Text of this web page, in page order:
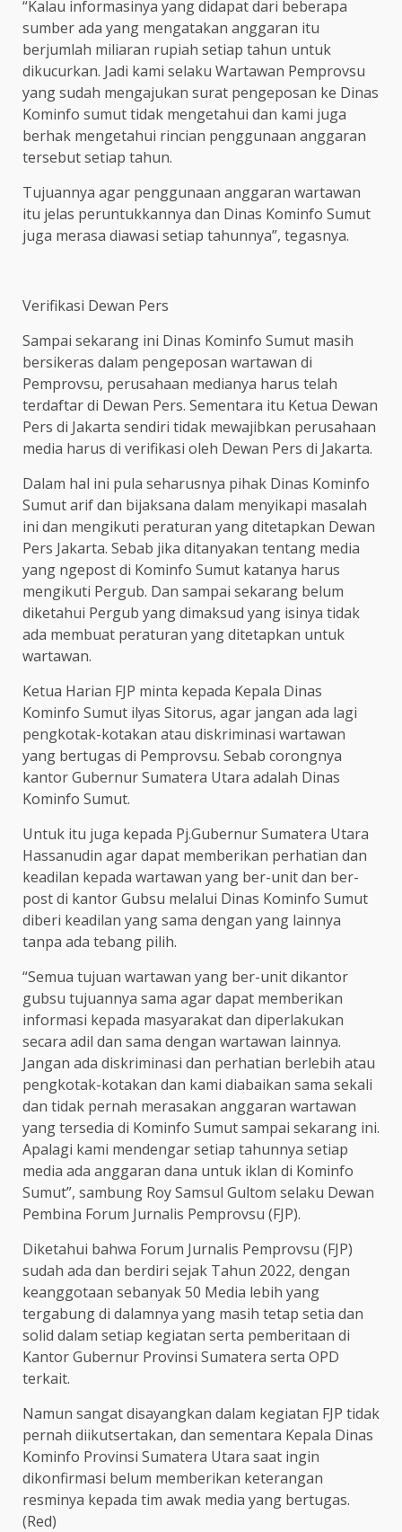
“Kalau informasinya yang didapat dari beberapa
sumber ada yang mengatakan anggaran itu
berjumlah miliaran rupiah setiap tahun untuk
dikucurkan. Jadi kami selaku Wartawan Pemprovsu
yang sudah mengajukan surat pengeposan ke Dinas
Kominfo sumut tidak mengetahui dan kami juga
berhak mengetahui rincian penggunaan anggaran
tersebut setiap tahun.
Tujuannya agar penggunaan anggaran wartawan
itu jelas peruntukkannya dan Dinas Kominfo Sumut
juga merasa diawasi setiap tahunnya”, tegasnya.
Verifikasi Dewan Pers
Sampai sekarang ini Dinas Kominfo Sumut masih
bersikeras dalam pengeposan wartawan di
Pemprovsu, perusahaan medianya harus telah
terdaftar di Dewan Pers. Sementara itu Ketua Dewan
Pers di Jakarta sendiri tidak mewajibkan perusahaan
media harus di verifikasi oleh Dewan Pers di Jakarta.
Dalam hal ini pula seharusnya pihak Dinas Kominfo
Sumut arif dan bijaksana dalam menyikapi masalah
ini dan mengikuti peraturan yang ditetapkan Dewan
Pers Jakarta. Sebab jika ditanyakan tentang media
yang ngepost di Kominfo Sumut katanya harus
mengikuti Pergub. Dan sampai sekarang belum
diketahui Pergub yang dimaksud yang isinya tidak
ada membuat peraturan yang ditetapkan untuk
wartawan.
Ketua Harian FJP minta kepada Kepala Dinas
Kominfo Sumut ilyas Sitorus, agar jangan ada lagi
pengkotak-kotakan atau diskriminasi wartawan
yang bertugas di Pemprovsu. Sebab corongnya
kantor Gubernur Sumatera Utara adalah Dinas
Kominfo Sumut.
Untuk itu juga kepada Pj.Gubernur Sumatera Utara
Hassanudin agar dapat memberikan perhatian dan
keadilan kepada wartawan yang ber-unit dan ber-
post di kantor Gubsu melalui Dinas Kominfo Sumut
diberi keadilan yang sama dengan yang lainnya
tanpa ada tebang pilih.
“Semua tujuan wartawan yang ber-unit dikantor
gubsu tujuannya sama agar dapat memberikan
informasi kepada masyarakat dan diperlakukan
secara adil dan sama dengan wartawan lainnya.
Jangan ada diskriminasi dan perhatian berlebih atau
pengkotak-kotakan dan kami diabaikan sama sekali
dan tidak pernah merasakan anggaran wartawan
yang tersedia di Kominfo Sumut sampai sekarang ini.
Apalagi kami mendengar setiap tahunnya setiap
media ada anggaran dana untuk iklan di Kominfo
Sumut”, sambung Roy Samsul Gultom selaku Dewan
Pembina Forum Jurnalis Pemprovsu (FJP).
Diketahui bahwa Forum Jurnalis Pemprovsu (FJP)
sudah ada dan berdiri sejak Tahun 2022, dengan
keanggotaan sebanyak 50 Media lebih yang
tergabung di dalamnya yang masih tetap setia dan
solid dalam setiap kegiatan serta pemberitaan di
Kantor Gubernur Provinsi Sumatera serta OPD
terkait.
Namun sangat disayangkan dalam kegiatan FJP tidak
pernah diikutsertakan, dan sementara Kepala Dinas
Kominfo Provinsi Sumatera Utara saat ingin
dikonfirmasi belum memberikan keterangan
resminya kepada tim awak media yang bertugas.
(Red)